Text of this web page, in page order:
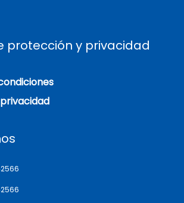
protección y privacidad